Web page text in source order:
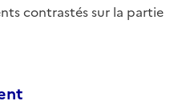
contrastés sur la partie